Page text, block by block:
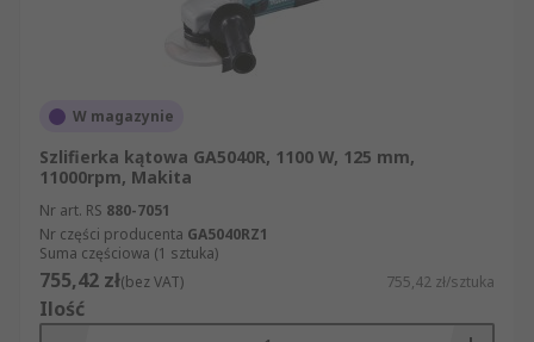
W magazynie
Szlifierka kątowa GA5040R, 1100 W, 125 mm,
11000rpm, Makita
Nr art. RS 880-7051
Nr części producenta GA5040RZ1
Suma częściowa (1 sztuka)
755,42 zł(bez VAT) 755,42 zł/sztuka
Ilość